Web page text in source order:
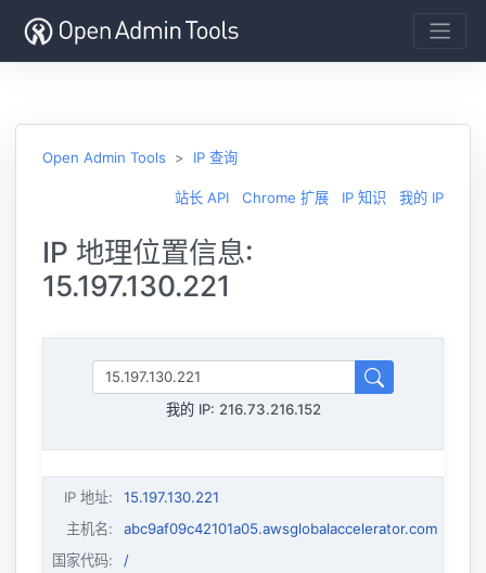
Open Admin Tools IP 查询
站长 API Chrome 扩展 IP 知识 我的 IP
IP 地理位置信息:
15.197.130.221
我的 IP: 216.73.216.152
IP 地址:
15.197.130.221
主机名:
abc9af09c42101a05.awsglobalaccelerator.com
国家代码:
/